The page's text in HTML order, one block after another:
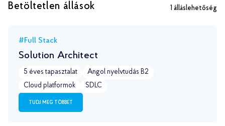
Betöltetlen állások 1 álláslehetőség
#Full Stack
Solution Architect
5 éves tapasztalat
Angol nyelvtudás B2
Сloud platformok
SDLC
TUDJ MEG TÖBBET